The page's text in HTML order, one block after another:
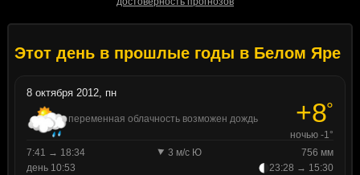
Этот день в прошлые годы в Белом Яре
8 октября 2012, пн
переменная облачность возможен дождь +8°
ночью -1°
7:41 → 18:34
3 м/с Ю
756 мм
день 10:53
23:28 → 15:30